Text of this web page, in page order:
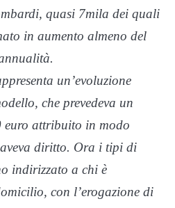
quasi 7mila dei quali
in aumento almeno del
un’evoluzione
che prevedeva un
euro attribuito in modo
diritto. Ora i tipi di
indirizzato a chi è
con l’erogazione di